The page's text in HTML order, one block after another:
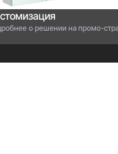
о решении на промо-